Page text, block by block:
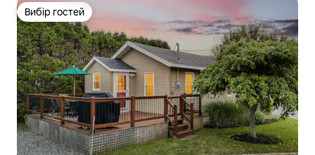
Вибір гостей
Вибір гостей